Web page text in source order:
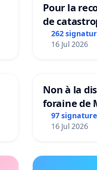
Pour la
de
grêle du
et ses
262
16 Jul 2026
Non à la
foraine de
97
16 Jul 2026